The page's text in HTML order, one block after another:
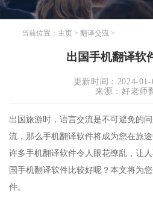
当前位置： 主页> 翻译交流>
出国手机翻译软
更新时间：2024-
来源：好老师
出国旅游时，语言交流是不可避免的
流，那么手机翻译软件将成为您在旅
许多手机翻译软件令人眼花缭乱，让
国手机翻译软件比较好呢？本文将为
件。